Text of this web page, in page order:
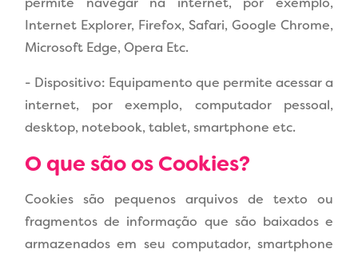
Internet Explorer, Firefox, Safari, Google Chrome,
Microsoft Edge, Opera Etc.
- Dispositivo: Equipamento que permite acessar a
internet, por exemplo, computador pessoal,
desktop, notebook, tablet, smartphone etc.
O que são os Cookies?
Cookies são pequenos arquivos de texto ou
fragmentos de informação que são baixados e
armazenados em seu computador, smartphone